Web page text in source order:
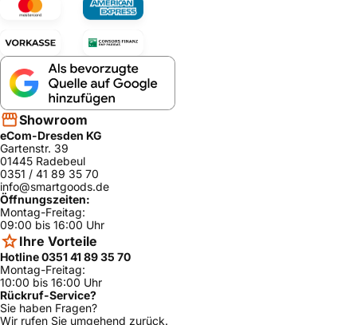
Showroom
eCom-Dresden KG
Gartenstr. 39
01445 Radebeul
0351 / 41 89 35 70
info@smartgoods.de
Öffnungszeiten:
Montag-Freitag:
09:00 bis 16:00 Uhr
Ihre Vorteile
Hotline 0351 41 89 35 70
Montag-Freitag:
10:00 bis 16:00 Uhr
Rückruf-Service?
Sie haben Fragen?
Wir rufen Sie umgehend zurück.